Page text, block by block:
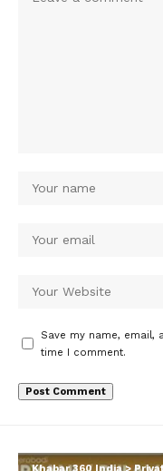
Save my name, email,
time I comment.
Khabar 360 India>